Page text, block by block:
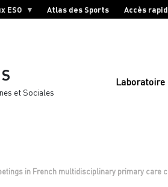
ESO Atlas des Sports Accès
et Sociales
Laboratoire
in French multidisciplinary primary care